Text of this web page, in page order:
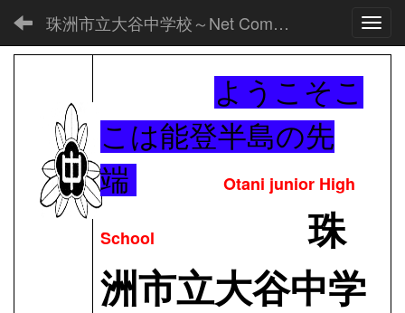
珠洲市立大谷中学校～Net Commons～
ようこそこ
こは能登半島の先
端
Otani junior High
School
珠
洲市立大谷中学